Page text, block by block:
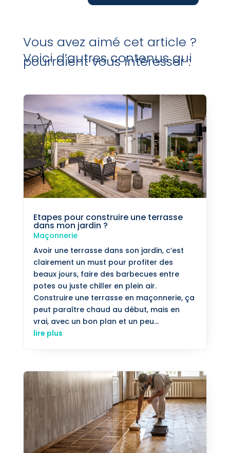
Vous avez aimé cet article ?
Voici d’autres contenus qui
pourraient vous intéresser :
Etapes pour construire une terrasse
dans mon jardin ?
Maçonnerie
Avoir une terrasse dans son jardin, c’est
clairement un must pour profiter des
beaux jours, faire des barbecues entre
potes ou juste chiller en plein air.
Construire une terrasse en maçonnerie, ça
peut paraître chaud au début, mais en
vrai, avec un bon plan et un peu...
lire plus